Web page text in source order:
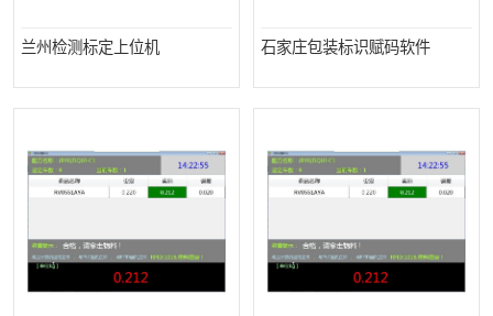
兰州检测标定上位机 石家庄包装标识赋码软件
PDA手持终端WinCE上位
机软件
自动化监控软件定制
WMS和WCS二合一 自动化仓库WMS
运动控制上位机软件 车间电子看板
物流线调度控制软件 调度控制上位机软件